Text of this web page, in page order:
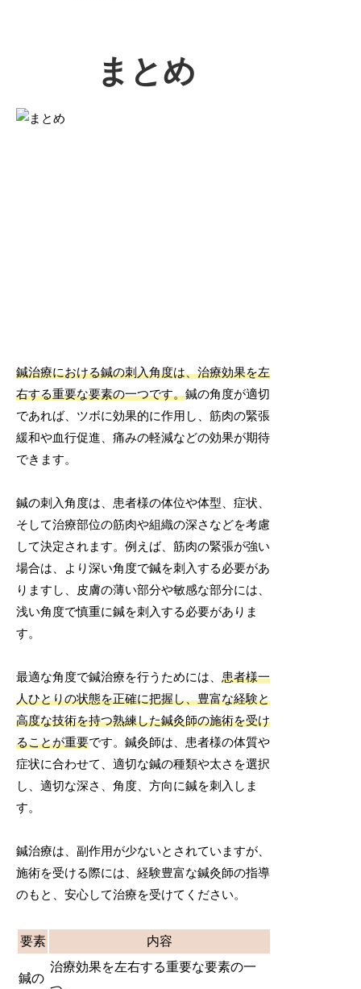
まとめ
鍼治療における鍼の刺入角度は、治療効果を左
右する重要な要素の一つです。鍼の角度が適切
であれば、ツボに効果的に作用し、筋肉の緊張
緩和や血行促進、痛みの軽減などの効果が期待
できます。
鍼の刺入角度は、患者様の体位や体型、症状、
そして治療部位の筋肉や組織の深さなどを考慮
して決定されます。例えば、筋肉の緊張が強い
場合は、より深い角度で鍼を刺入する必要があ
りますし、皮膚の薄い部分や敏感な部分には、
浅い角度で慎重に鍼を刺入する必要がありま
す。
最適な角度で鍼治療を行うためには、患者様一
人ひとりの状態を正確に把握し、豊富な経験と
高度な技術を持つ熟練した鍼灸師の施術を受け
ることが重要です。鍼灸師は、患者様の体質や
症状に合わせて、適切な鍼の種類や太さを選択
し、適切な深さ、角度、方向に鍼を刺入しま
す。
鍼治療は、副作用が少ないとされていますが、
施術を受ける際には、経験豊富な鍼灸師の指導
のもと、安心して治療を受けてください。
要素 内容
鍼の
治療効果を左右する重要な要素の一